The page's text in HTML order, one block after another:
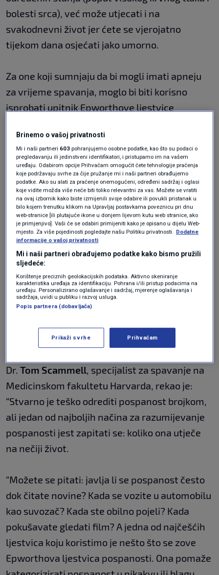
bolesti srca), već može utjecati i na
svakodnevni život jer ćete se vjerojatno
tijekom dana osjećati jako umorno.
Za one koji sumnjaju da bi mogli imati apneju
za vrijeme spavanja, moglo bi biti korisno
isprobati upitnik Epworthove ljestvice
Što je Epworthova
ljestvica pospanosti?
Ljestvica postavlja pitanje kolika je
vjerojatnost da ćete zaspati u različitim
situacijama poput čitanja knjige, gledanja
televizije ili putovanja kao suvozač u
automobilu sat vremena bez pauze.
Rezultat od 11 ili više sugerira da biste trebali
posjetiti liječnika opće prakse kako biste
uzrocima toga. Test možete riješiti
Dr. Tom Scammell , specijalist za spavanje na
Medicinskom fakultetu Harvarda, rekao je:
“Stvarno je teško odrediti pospanost brojkom,
ali jedan od najboljih načina za razumijevanje
pospanosti jest zapitati se: koliko ona utječe
na nečiji život.
“Možete se pitati: javlja li se pospanost često
dok čitate novine? Kada se vozite u automobilu
kao suvozač? Kada ste obilno pojeli? Kada
pokušavate gledati film? A jedna od najčešćih
ljestvica koju koristimo je nešto što se zove
Epworthova ljestvica pospanosti. Ona pomaže
Brinemo o vašoj privatnosti
Mi i naši partneri 603 pohranjujemo osobne podatke, kao što su podaci o
pregledavanju ili jedinstveni identifikatori, i pristupamo im na vašem
uređaju. Odabirom opcije Prihvaćam omogućit ćete tehnologije praćenja
koje podržavaju svrhe za čije pružanje mi i naši partneri obrađujemo
podatke. Ako su alati za praćenje onemogućeni, određeni sadržaj i oglasi
koje vidite možda više neće biti toliko relevantni za vas. Možete se vratiti
na ovaj izbornik kako biste izmijenili svoje odabire ili povukli pristanak u
bilo kojem trenutku klikom na Upravljaj postavkama poveznicu pri dnu
web-stranice [ili plutajuće ikone u donjem lijevom kutu web stranice, ako
je primjenjivo]. Vaši će se odabiri primijeniti kako je opisano u dijelu Web-
mjesto. Za više pojedinosti pogledajte našu Politiku privatnosti. Dodatne
informacije o vašoj privatnosti
Mi i naši partneri obrađujemo podatke kako bismo pružili
sljedeće:
Korištenje preciznih geolokacijskih podataka. Aktivno skeniranje
karakteristika uređaja za identifikaciju. Pohrana i/ili pristup podacima na
uređaju. Personalizirano oglašavanje i sadržaj, mjerenje oglašavanja i
sadržaja, uvidi u publiku i razvoj usluga.
Popis partnera (dobavljača)
Prikaži svrhe Prihvaćam